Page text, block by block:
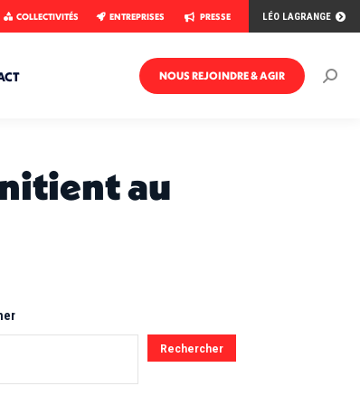
COLLECTIVITÉS ENTREPRISES PRESSE LÉO LAGRANGE
NOUS REJOINDRE & AGIR
au
Rechercher